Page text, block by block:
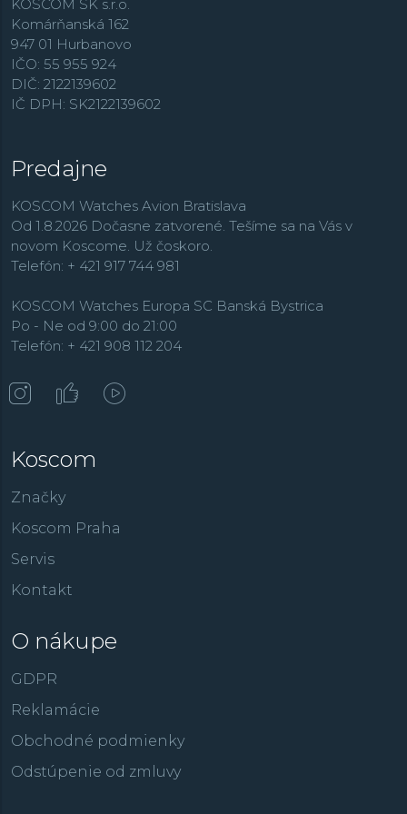
KOSCOM SK s.r.o.
Komárňanská 162
947 01 Hurbanovo
IČO: 55 955 924
DIČ: 2122139602
IČ DPH: SK2122139602
Predajne
KOSCOM Watches Avion Bratislava
Od 1.8.2026 Dočasne zatvorené. Tešíme sa na Vás v
novom Koscome. Už čoskoro.
Telefón: + 421 917 744 981
KOSCOM Watches Europa SC Banská Bystrica
Po - Ne od 9:00 do 21:00
Telefón: + 421 908 112 204
Koscom
Značky
Koscom Praha
Servis
Kontakt
O nákupe
GDPR
Reklamácie
Obchodné podmienky
Odstúpenie od zmluvy